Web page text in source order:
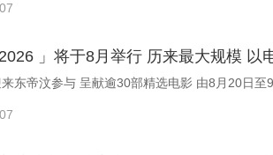
2026 」将于8月举行 历来最大规模 以